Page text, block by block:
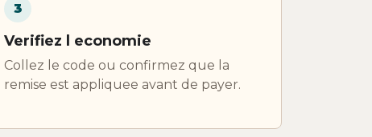
3
Verifiez l economie
Collez le code ou confirmez que la
remise est appliquee avant de payer.